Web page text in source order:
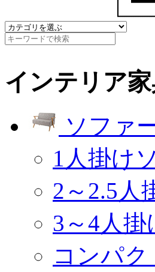
インテリア
ソファ
1人掛け
2～2.5人
3～4人
コンパ